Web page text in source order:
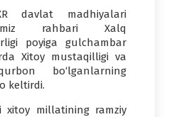
davlat madhiyalari
rahbari Xalq
poyiga gulchambar
Xitoy mustaqilligi va
bo‘lganlarning
keltirdi.
xitoy millatining ramziy